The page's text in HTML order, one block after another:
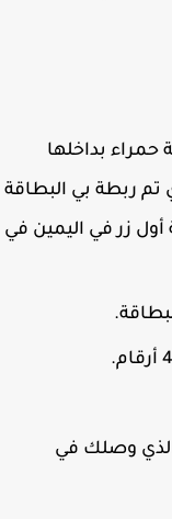
بداخلها
بي البطاقة
في اليمين في
وصلك في